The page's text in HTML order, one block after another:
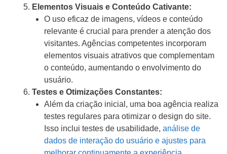
Elementos Visuais e Conteúdo Cativante:
O uso eficaz de imagens, vídeos e conteúdo
relevante é crucial para prender a atenção dos
visitantes. Agências competentes incorporam
elementos visuais atrativos que complementam
o conteúdo, aumentando o envolvimento do
usuário.
Testes e Otimizações Constantes:
Além da criação inicial, uma boa agência realiza
testes regulares para otimizar o design do site.
Isso inclui testes de usabilidade, análise de
dados de interação do usuário e ajustes para